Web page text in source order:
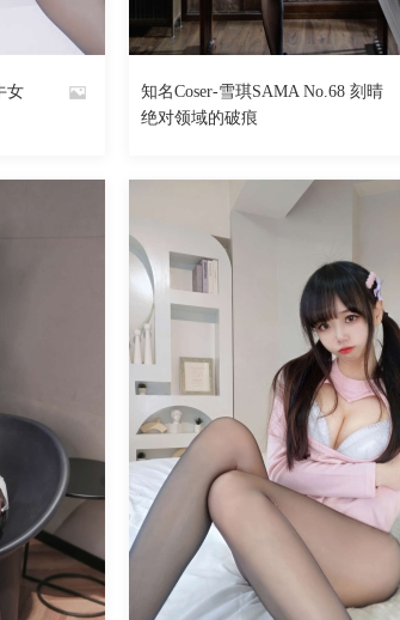
女
By
知名Coser-雪琪SAMA No.68 刻晴
绝对领域的破痕